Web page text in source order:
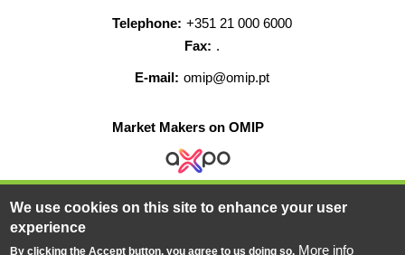
Telephone: +351 21 000 6000
Fax: .
E-mail: omip@omip.pt
Market Makers on OMIP
HELP CONTACT CAREERS
WEB MAP
We use cookies on this site to enhance your user
experience
By clicking the Accept button, you agree to us doing so. More info